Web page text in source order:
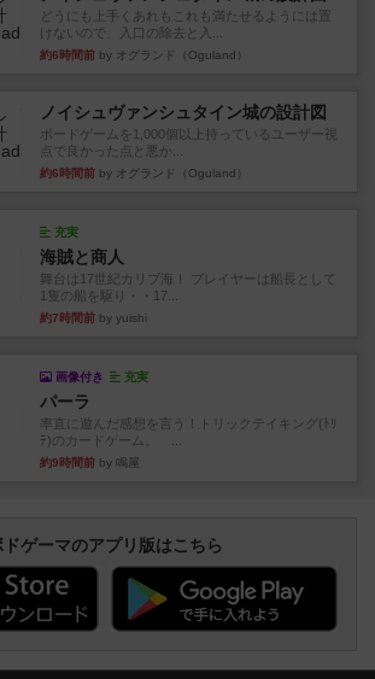
どうにも上手くあれもこれも満たせるようには置
けないので、入口の除去と入...
約6時間前 by オグランド（Oguland）
ノイシュヴァンシュタイン城の設計図
ボードゲームを1,000個以上持っているユーザー視
点で良かった点と悪か...
約6時間前 by オグランド（Oguland）
充実
海賊と商人
舞台は17世紀カリブ海！ プレイヤーは船長として
1隻の船を駆り・・17...
約7時間前 by yuishi
画像付き 充実
パーラ
率直に遊んだ感想を言う！トリックテイキング(ﾄﾘ
ﾃ)のカードゲーム。 ...
約9時間前 by 鳴屋
ドゲーマのアプリ版はこちら